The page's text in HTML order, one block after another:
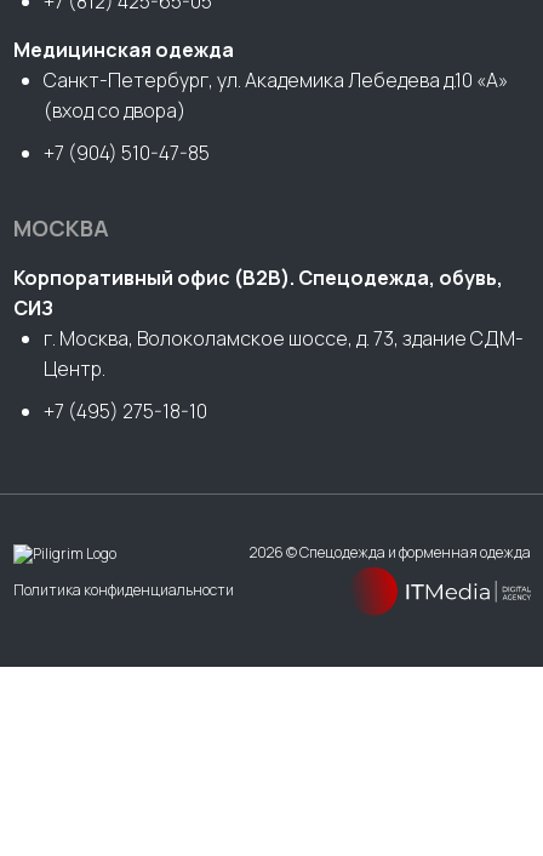
Медицинская одежда
Санкт-Петербург, ул. Академика Лебедева д.10 «А»
(вход со двора)
+7 (904) 510-47-85
МОСКВА
Корпоративный офис (В2В). Спецодежда, обувь,
СИЗ
г. Москва, Волоколамское шоссе, д. 73, здание СДМ-
Центр.
+7 (495) 275-18-10
2026 © Спецодежда и форменная одежда
Политика конфиденциальности